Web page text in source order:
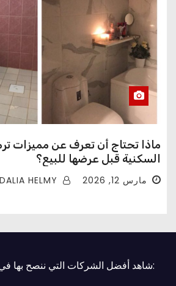
ماذا تحتاج أن تعرف عن مميزات
السكنية قبل عرضها للبيع؟
مارس 12, 2026
:شاهد أفضل الشركات التي ننصح بها في